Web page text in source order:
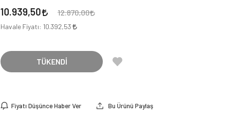
10.939,50 12.870,00
Havale Fiyatı: 10.392,53
TÜKENDİ
Fiyatı Düşünce Haber Ver Bu Ürünü Paylaş